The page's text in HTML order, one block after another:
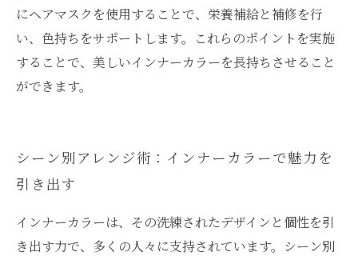
にヘアマスクを使用することで、栄養補給と補修を行
い、色持ちをサポートします。これらのポイントを実施
することで、美しいインナーカラーを長持ちさせること
ができます。
シーン別アレンジ術：インナーカラーで魅力を
引き出す
インナーカラーは、その洗練されたデザインと個性を引
き出す力で、多くの人々に支持されています。シーン別